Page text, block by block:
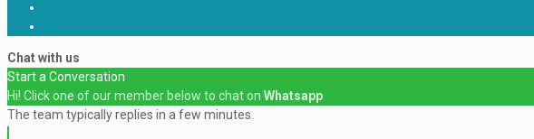
Chat with us
Start a Conversation
Hi! Click one of our member below to chat on Whatsapp
The team typically replies in a few minutes.